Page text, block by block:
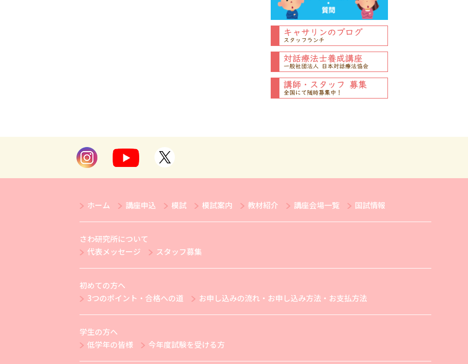
ホーム 講座申込 模試 模試案内 教材紹介 講座会場一覧 国試情報
さわ研究所について
代表メッセージ
スタッフ募集
初めての方へ
3つのポイント・合格への道
お申し込みの流れ・お申し込み方法・お支払方法
学生の方へ
低学年の皆様
今年度試験を受ける方